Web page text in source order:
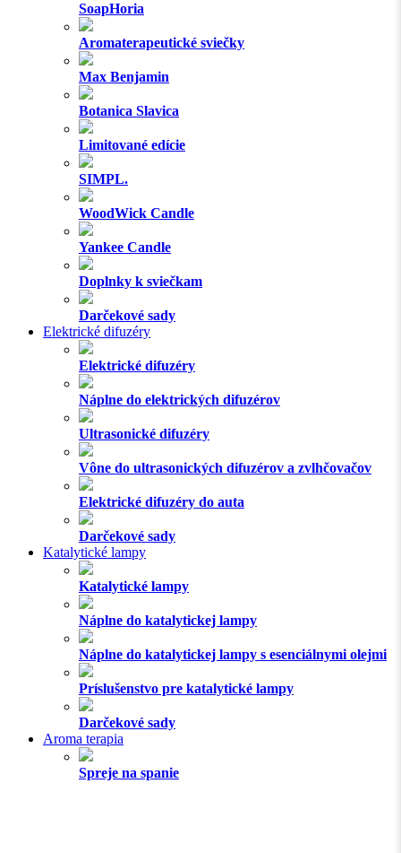
SoapHoria
Aromaterapeutické sviečky
Max Benjamin
Botanica Slavica
Limitované edície
SIMPL.
WoodWick Candle
Yankee Candle
Doplnky k sviečkam
Darčekové sady
Elektrické difuzéry
Elektrické difuzéry
Náplne do elektrických difuzérov
Ultrasonické difuzéry
Vône do ultrasonických difuzérov a zvlhčovačov
Elektrické difuzéry do auta
Darčekové sady
Katalytické lampy
Katalytické lampy
Náplne do katalytickej lampy
Náplne do katalytickej lampy s esenciálnymi olejmi
Príslušenstvo pre katalytické lampy
Darčekové sady
Aroma terapia
Spreje na spanie